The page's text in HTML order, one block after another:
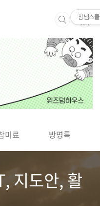
▶
미료 방명록
지도안, 활
참쌤스쿨